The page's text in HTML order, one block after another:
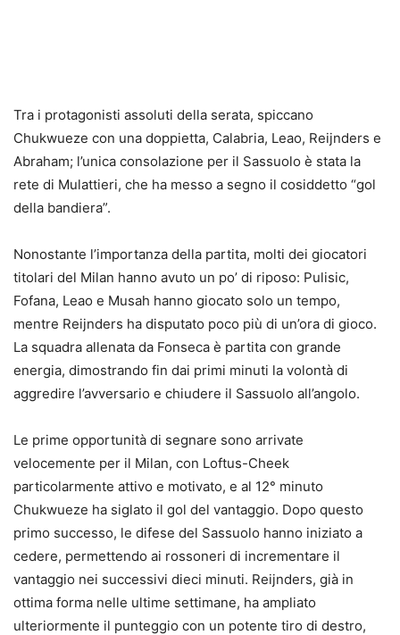
Tra i protagonisti assoluti della serata, spiccano
Chukwueze con una doppietta, Calabria, Leao, Reijnders e
Abraham; l’unica consolazione per il Sassuolo è stata la
rete di Mulattieri, che ha messo a segno il cosiddetto “gol
della bandiera”.
Nonostante l’importanza della partita, molti dei giocatori
titolari del Milan hanno avuto un po’ di riposo: Pulisic,
Fofana, Leao e Musah hanno giocato solo un tempo,
mentre Reijnders ha disputato poco più di un’ora di gioco.
La squadra allenata da Fonseca è partita con grande
energia, dimostrando fin dai primi minuti la volontà di
aggredire l’avversario e chiudere il Sassuolo all’angolo.
Le prime opportunità di segnare sono arrivate
velocemente per il Milan, con Loftus-Cheek
particolarmente attivo e motivato, e al 12° minuto
Chukwueze ha siglato il gol del vantaggio. Dopo questo
primo successo, le difese del Sassuolo hanno iniziato a
cedere, permettendo ai rossoneri di incrementare il
vantaggio nei successivi dieci minuti. Reijnders, già in
ottima forma nelle ultime settimane, ha ampliato
ulteriormente il punteggio con un potente tiro di destro,